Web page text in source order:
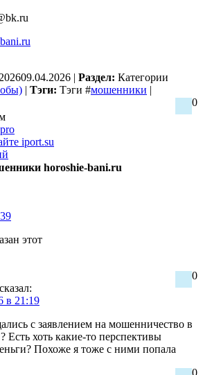
09.04.2026 | Раздел: Категории
| Тэги: Тэги #мошенники |
0
iport.su
horoshie-bani.ru
этот
0
сказал:
в 21:19
с заявлением на мошенничество в
Есть хоть какие-то перспективы
Похоже я тоже с ними попала
0